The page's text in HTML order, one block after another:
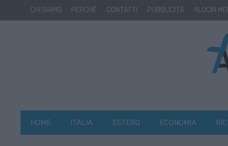
CHI SIAMO PERCHÈ CONTATTI PUBBLICITÀ ALOCIN
HOME ITALIA ESTERO ECONOMIA